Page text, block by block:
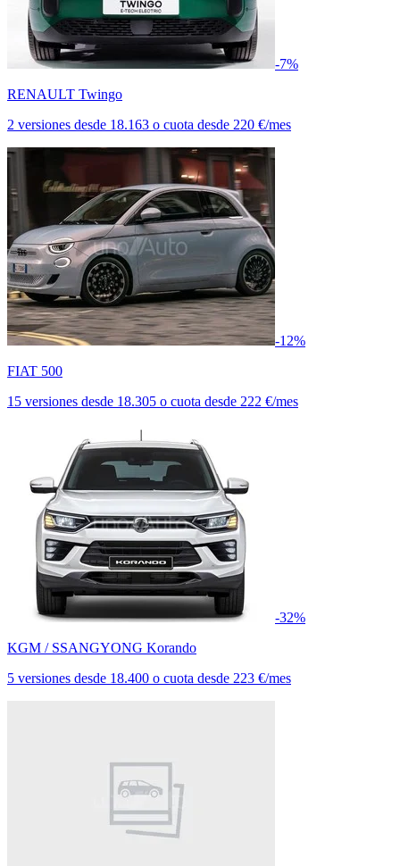
-7%
RENAULT Twingo
2 versiones desde 18.163 o cuota desde 220 €/mes
-12%
FIAT 500
15 versiones desde 18.305 o cuota desde 222 €/mes
-32%
KGM / SSANGYONG Korando
5 versiones desde 18.400 o cuota desde 223 €/mes